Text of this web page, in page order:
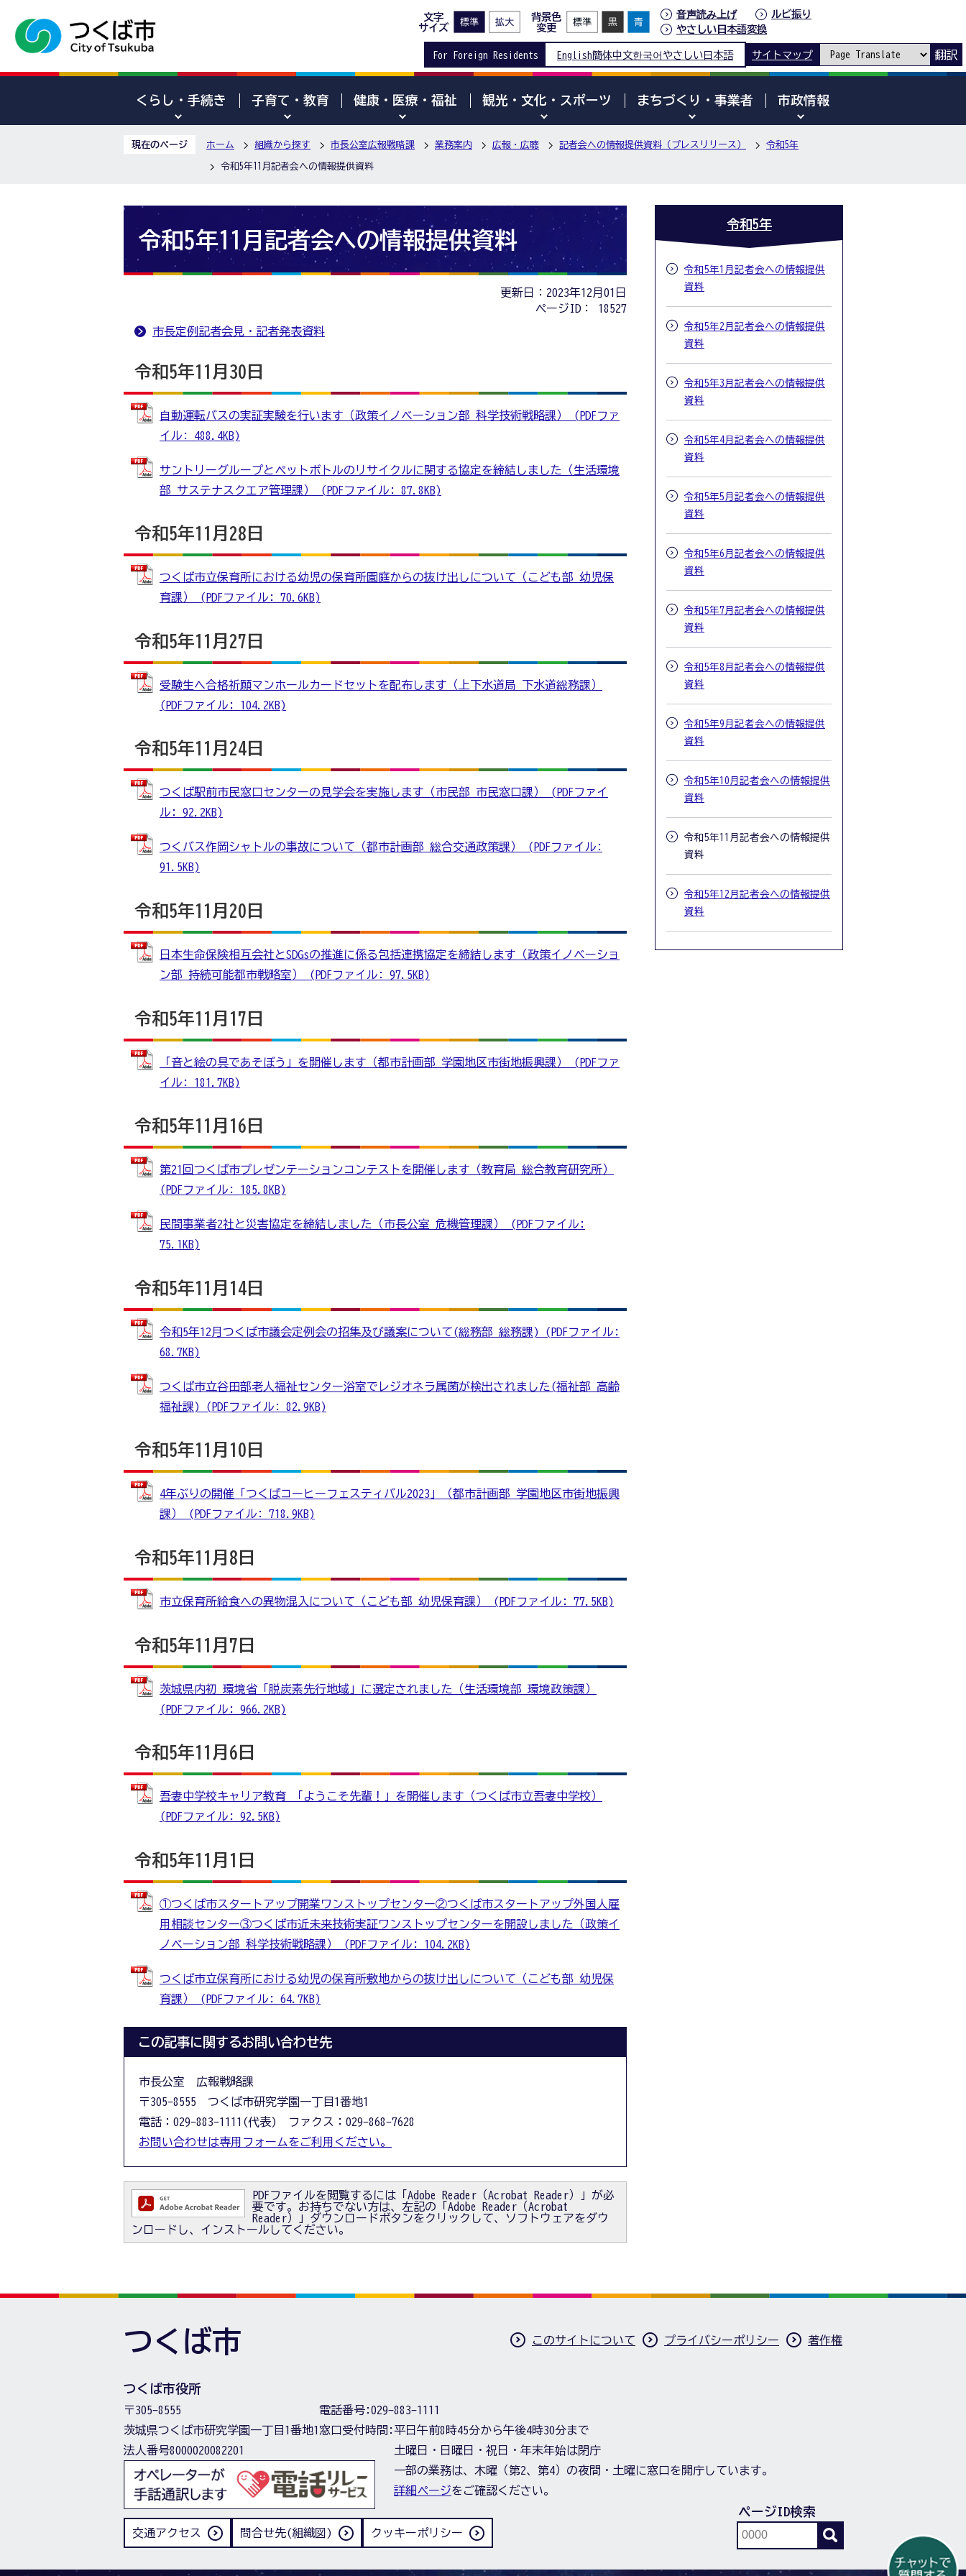
文字
サイズ
背景色
変更
音声読み上げ
ルビ振り
やさしい日本語変換
For Foreign Residents English簡体中文한국어 やさしい日本語 サイトマップ 翻訳
くらし・手続き 子育て・教育 健康・医療・福祉 観光・文化・スポーツ まちづくり・事業者 市政情報
現在のページ ホーム 組織から探す 市長公室広報戦略課 業務案内 広報・広聴 記者会への情報提供資料（プレスリリース） 令和5年
令和5年11月記者会への情報提供資料
令和5年11月記者会への情報提供資料
更新日：2023年12月01日
ページID：
18527
市長定例記者会見・記者発表資料
令和5年11月30日
自動運転バスの実証実験を行います（政策イノベーション部 科学技術戦略課） (PDFファ
イル: 488.4KB)
サントリーグループとペットボトルのリサイクルに関する協定を締結しました（生活環境
部 サステナスクエア管理課） (PDFファイル: 87.8KB)
令和5年11月28日
つくば市立保育所における幼児の保育所園庭からの抜け出しについて（こども部 幼児保
育課） (PDFファイル: 70.6KB)
令和5年11月27日
受験生へ合格祈願マンホールカードセットを配布します（上下水道局 下水道総務課）
(PDFファイル: 104.2KB)
令和5年11月24日
つくば駅前市民窓口センターの見学会を実施します（市民部 市民窓口課） (PDFファイ
ル: 92.2KB)
つくバス作岡シャトルの事故について（都市計画部 総合交通政策課） (PDFファイル:
91.5KB)
令和5年11月20日
日本生命保険相互会社とSDGsの推進に係る包括連携協定を締結します（政策イノベーショ
ン部 持続可能都市戦略室） (PDFファイル: 97.5KB)
令和5年11月17日
「音と絵の具であそぼう」を開催します（都市計画部 学園地区市街地振興課） (PDFファ
イル: 181.7KB)
令和5年11月16日
第21回つくば市プレゼンテーションコンテストを開催します（教育局 総合教育研究所）
(PDFファイル: 185.8KB)
民間事業者2社と災害協定を締結しました（市長公室 危機管理課） (PDFファイル:
75.1KB)
令和5年11月14日
令和5年12月つくば市議会定例会の招集及び議案について(総務部 総務課) (PDFファイル:
68.7KB)
つくば市立谷田部老人福祉センター浴室でレジオネラ属菌が検出されました(福祉部 高齢
福祉課) (PDFファイル: 82.9KB)
令和5年11月10日
4年ぶりの開催「つくばコーヒーフェスティバル2023」（都市計画部 学園地区市街地振興
課） (PDFファイル: 718.9KB)
令和5年11月8日
市立保育所給食への異物混入について（こども部 幼児保育課） (PDFファイル: 77.5KB)
令和5年11月7日
茨城県内初 環境省「脱炭素先行地域」に選定されました（生活環境部 環境政策課）
(PDFファイル: 966.2KB)
令和5年11月6日
吾妻中学校キャリア教育 「ようこそ先輩！」を開催します（つくば市立吾妻中学校）
(PDFファイル: 92.5KB)
令和5年11月1日
①つくば市スタートアップ開業ワンストップセンター②つくば市スタートアップ外国人雇
用相談センター③つくば市近未来技術実証ワンストップセンターを開設しました（政策イ
ノベーション部 科学技術戦略課） (PDFファイル: 104.2KB)
つくば市立保育所における幼児の保育所敷地からの抜け出しについて（こども部 幼児保
育課） (PDFファイル: 64.7KB)
この記事に関するお問い合わせ先
市長公室 広報戦略課
〒305-8555 つくば市研究学園一丁目1番地1
電話：029-883-1111(代表) ファクス：029-868-7628
お問い合わせは専用フォームをご利用ください。
PDFファイルを閲覧するには「Adobe Reader（Acrobat Reader）」が必
要です。お持ちでない方は、左記の「Adobe Reader（Acrobat
Reader）」ダウンロードボタンをクリックして、ソフトウェアをダウ
ンロードし、インストールしてください。
令和5年
令和5年1月記者会への情報提供
資料
令和5年2月記者会への情報提供
資料
令和5年3月記者会への情報提供
資料
令和5年4月記者会への情報提供
資料
令和5年5月記者会への情報提供
資料
令和5年6月記者会への情報提供
資料
令和5年7月記者会への情報提供
資料
令和5年8月記者会への情報提供
資料
令和5年9月記者会への情報提供
資料
令和5年10月記者会への情報提供
資料
令和5年11月記者会への情報提供
資料
令和5年12月記者会への情報提供
資料
つくば市 このサイトについて プライバシーポリシー 著作権
つくば市役所
〒305-8555
茨城県つくば市研究学園一丁目1番地1
法人番号8000020082201
電話番号:029-883-1111
窓口受付時間:平日午前8時45分から午後4時30分まで
土曜日・日曜日・祝日・年末年始は閉庁
一部の業務は、木曜（第2、第4）の夜間・土曜に窓口を開庁しています。
詳細ページをご確認ください。
交通アクセス 問合せ先(組織図) クッキーポリシー
ページID検索